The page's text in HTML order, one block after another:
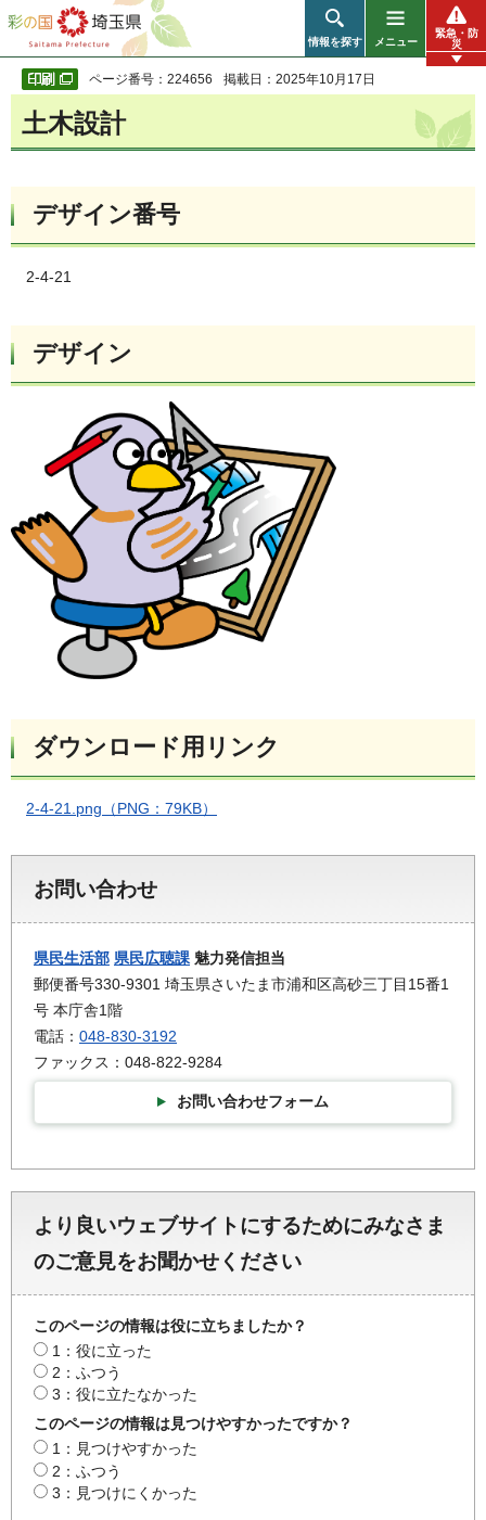
彩の国 埼玉県
情報を探す メニュー
緊急・防
災
ページ番号：224656 掲載日：2025年10月17日
土木設計
デザイン番号
2-4-21
デザイン
ダウンロード用リンク
2-4-21.png（PNG：79KB）
お問い合わせ
県民生活部 県民広聴課 魅力発信担当
郵便番号330-9301 埼玉県さいたま市浦和区高砂三丁目15番1
号 本庁舎1階
電話： 048-830-3192
ファックス：048-822-9284
お問い合わせフォーム
より良いウェブサイトにするためにみなさま
のご意見をお聞かせください
このページの情報は役に立ちましたか？
1：役に立った
2：ふつう
3：役に立たなかった
このページの情報は見つけやすかったですか？
1：見つけやすかった
2：ふつう
3：見つけにくかった